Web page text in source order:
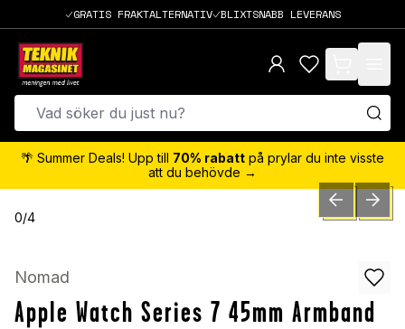
GRATIS FRAKTALTERNATIV BLIXTSNABB LEVERANS
items in cart,
🌴 Summer Deals! Upp till 70% rabatt på prylar du inte visste
att du behövde →
0/4 PREVIOUSNEXT
Nomad
Apple Watch Series 7 45mm Armband